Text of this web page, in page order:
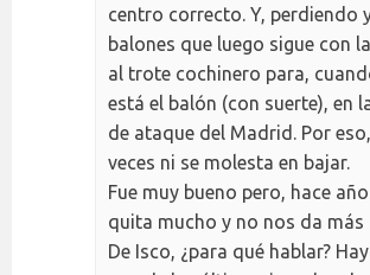
centro correcto. Y, perdiendo
balones que luego sigue con
al trote cochinero para,
está el balón (con suerte), en
de ataque del Madrid. Por
veces ni se molesta en bajar.
Fue muy bueno pero, hace
quita mucho y no nos da más
De Isco, ¿para qué hablar?